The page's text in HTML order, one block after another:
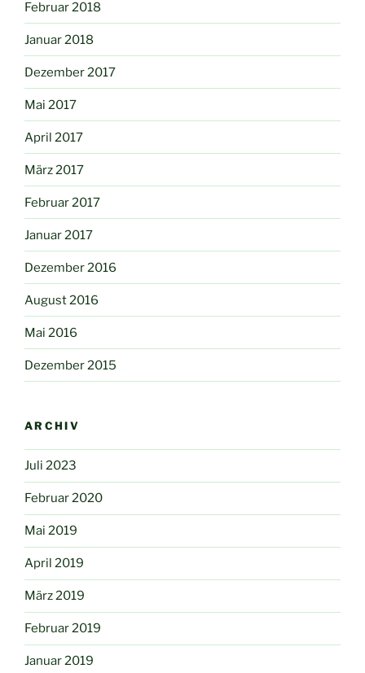
Februar 2018
Januar 2018
Dezember 2017
Mai 2017
April 2017
März 2017
Februar 2017
Januar 2017
Dezember 2016
August 2016
Mai 2016
Dezember 2015
ARCHIV
Juli 2023
Februar 2020
Mai 2019
April 2019
März 2019
Februar 2019
Januar 2019